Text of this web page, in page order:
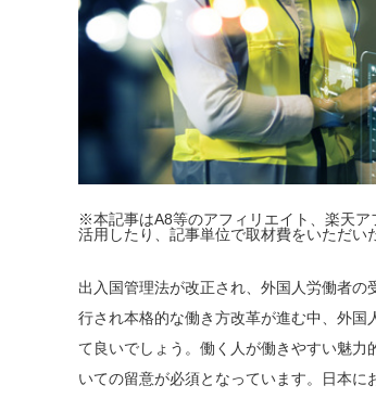
※本記事はA8等のアフィリエイト、楽天
活用したり、記事単位で取材費をいただい
出入国管理法が改正され、外国人労働者
行され本格的な働き方改革が進む中、外
て良いでしょう。働く人が働きやすい魅
いての留意が必須となっています。日本